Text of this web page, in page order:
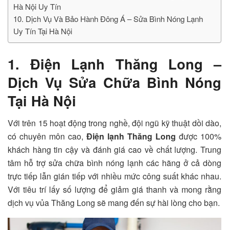
Hà Nội Uy Tín
10. Dịch Vụ Và Bảo Hành Đông Á – Sửa Bình Nóng Lạnh
Uy Tín Tại Hà Nội
1. Điện Lạnh Thăng Long –
Dịch Vụ Sửa Chữa Bình Nóng
Tại Hà Nội
Với trên 15 hoạt động trong nghề, đội ngũ kỹ thuật dồi dào,
có chuyên môn cao, Điện lạnh Thăng Long được 100%
khách hàng tin cậy và đánh giá cao về chất lượng. Trung
tâm hỗ trợ sửa chữa bình nóng lạnh các hãng ở cả dòng
trực tiếp lẫn gián tiếp với nhiều mức công suất khác nhau.
Với tiêu trí lấy số lượng để giảm giá thanh và mong rằng
dịch vụ vủa Thăng Long sẽ mang đến sự hài lòng cho bạn.